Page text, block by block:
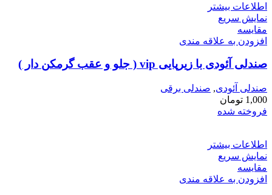
اطلاعات بیشتر
نمایش سریع
مقايسه
افزودن به علاقه مندی
صندلی آئودی با زیرپایی vip ( جلو و عقب گرمکن دار )
صندلی آئودی, صندلی برقی
1,000 تومان
فروخته شده
اطلاعات بیشتر
نمایش سریع
مقايسه
افزودن به علاقه مندی